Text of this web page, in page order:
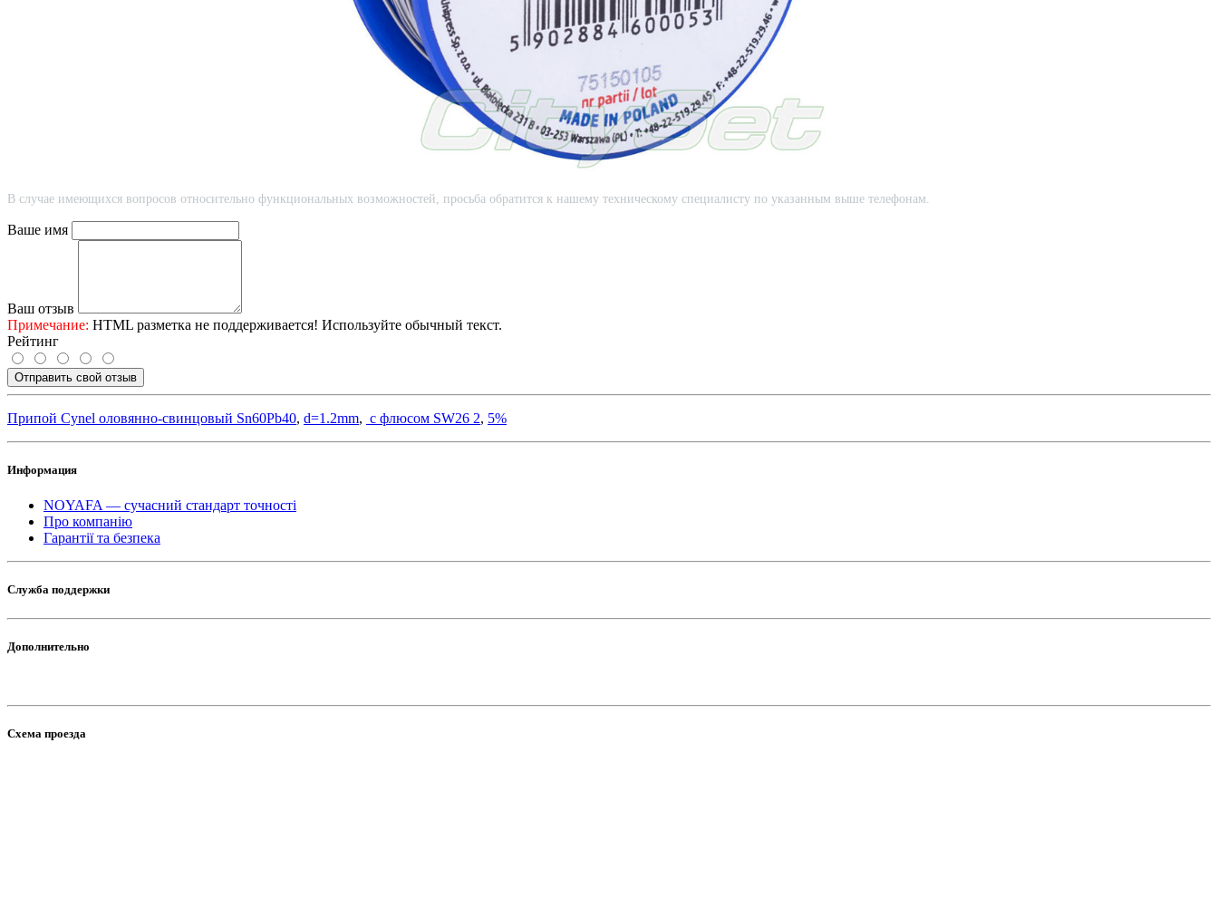
В случае имеющихся вопросов относительно функциональных возможностей, просьба обратится к нашему техническому специалисту по указанным выше телефонам.
Ваше имя
Ваш отзыв
Примечание: HTML разметка не поддерживается! Используйте обычный текст.
Рейтинг
Отправить свой отзыв
Припой Cynel оловянно-свинцовый Sn60Pb40, d=1.2mm, с флюсом SW26 2, 5%
Информация
NOYAFA — сучасний стандарт точності
Про компанію
Гарантії та безпека
Служба поддержки
Дополнительно
Схема проезда